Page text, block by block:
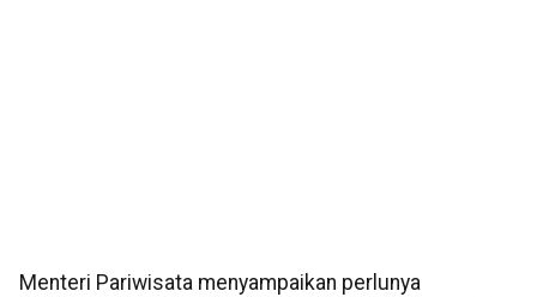
Menteri Pariwisata menyampaikan perlunya